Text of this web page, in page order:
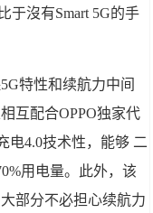
于沒有Smart 5G的手
特性和续航力中间
互配合OPPO独家代
电4.0技术性，能够 二
用电量。此外，该
部分不必担心续航力